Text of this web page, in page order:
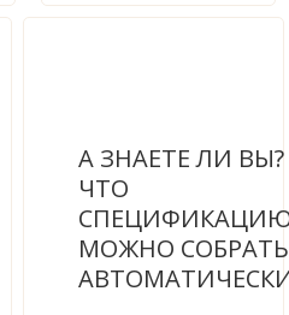
А ЗНАЕТЕ ЛИ
ЧТО
МОЖНО СОБРАТЬ